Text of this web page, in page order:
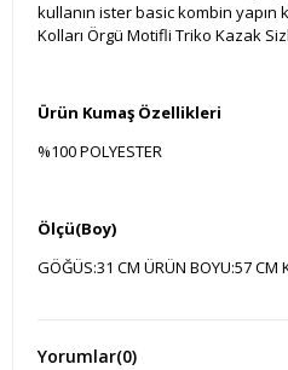
kullanın ister basic kombin yapın
Kolları Örgü Motifli Triko Kazak
Ürün Kumaş Özellikleri
%100 POLYESTER
Ölçü(Boy)
GÖĞÜS:31 CM ÜRÜN BOYU:57 CM
Yorumlar(0)